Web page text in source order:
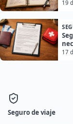
19
17
Seguro de viaje